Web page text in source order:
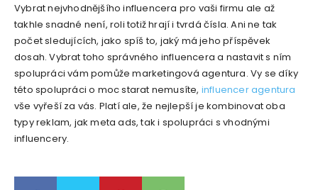
Vybrat nejvhodnějšího influencera pro vaši firmu ale až
takhle snadné není, roli totiž hrají i tvrdá čísla. Ani ne tak
počet sledujících, jako spíš to, jaký má jeho příspěvek
dosah. Vybrat toho správného influencera a nastavit s ním
spolupráci vám pomůže marketingová agentura. Vy se díky
této spolupráci o moc starat nemusíte, influencer agentura
vše vyřeší za vás. Platí ale, že nejlepší je kombinovat oba
typy reklam, jak meta ads, tak i spolupráci s vhodnými
influencery.